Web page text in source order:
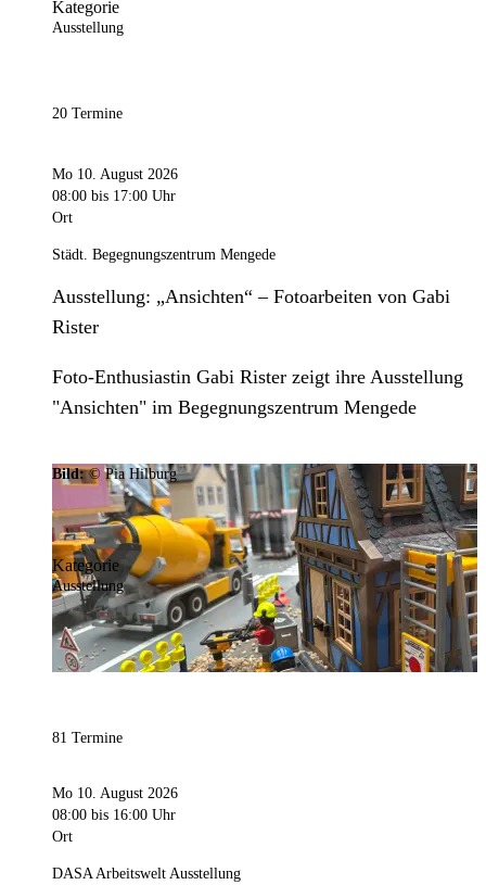
Kategorie
Ausstellung
20 Termine
Mo 10. August 2026
08:00 bis 17:00 Uhr
Ort
Städt. Begegnungszentrum Mengede
Ausstellung: „Ansichten“ – Fotoarbeiten von Gabi
Rister
Foto-Enthusiastin Gabi Rister zeigt ihre Ausstellung
"Ansichten" im Begegnungszentrum Mengede
Bild:© Pia Hilburg
Kategorie
Ausstellung
81 Termine
Mo 10. August 2026
08:00 bis 16:00 Uhr
Ort
DASA Arbeitswelt Ausstellung